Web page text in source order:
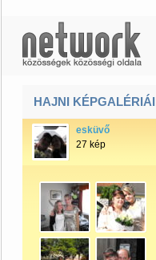
HAJNI KÉPGALÉRIÁI
esküvő
27 kép